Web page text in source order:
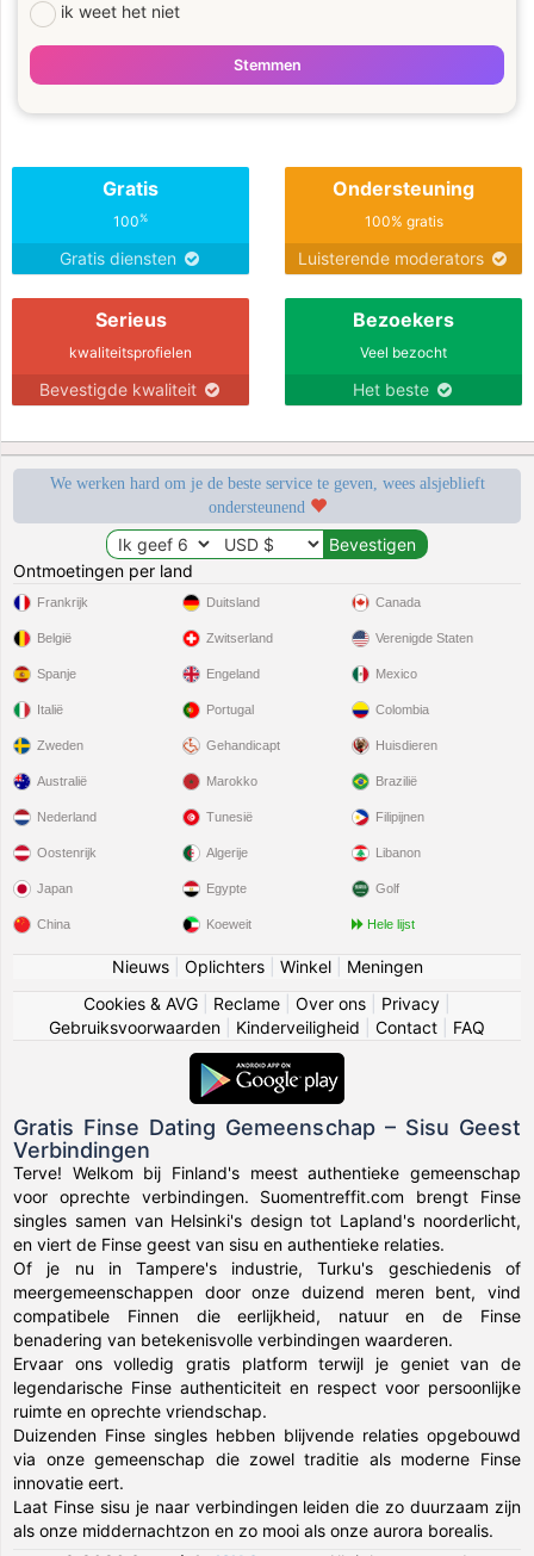
ik weet het niet
Stemmen
Gratis
100%
Gratis diensten
Ondersteuning
100% gratis
Luisterende moderators
Serieus
kwaliteitsprofielen
Bevestigde kwaliteit
Bezoekers
Veel bezocht
Het beste
We werken hard om je de beste service te geven, wees alsjeblieft
ondersteunend
Ontmoetingen per land
Frankrijk
België
Spanje
Italië
Zweden
Duitsland
Zwitserland
Engeland
Portugal
Gehandicapt
Canada
Verenigde Staten
Mexico
Colombia
Huisdieren
Australië
Nederland
Oostenrijk
Japan
China
Marokko
Tunesië
Algerije
Egypte
Koeweit
Brazilië
Filipijnen
Libanon
Golf
Hele lijst
Nieuws| Oplichters| Winkel| Meningen
Cookies & AVG
Reclame Over ons Privacy
Gebruiksvoorwaarden
Kinderveiligheid Contact FAQ
Gratis Finse Dating Gemeenschap – Sisu Geest
Verbindingen
Terve! Welkom bij Finland's meest authentieke gemeenschap
voor oprechte verbindingen. Suomentreffit.com brengt Finse
singles samen van Helsinki's design tot Lapland's noorderlicht,
en viert de Finse geest van sisu en authentieke relaties.
Of je nu in Tampere's industrie, Turku's geschiedenis of
meergemeenschappen door onze duizend meren bent, vind
compatibele Finnen die eerlijkheid, natuur en de Finse
benadering van betekenisvolle verbindingen waarderen.
Ervaar ons volledig gratis platform terwijl je geniet van de
legendarische Finse authenticiteit en respect voor persoonlijke
ruimte en oprechte vriendschap.
Duizenden Finse singles hebben blijvende relaties opgebouwd
via onze gemeenschap die zowel traditie als moderne Finse
innovatie eert.
Laat Finse sisu je naar verbindingen leiden die zo duurzaam zijn
als onze middernachtzon en zo mooi als onze aurora borealis.